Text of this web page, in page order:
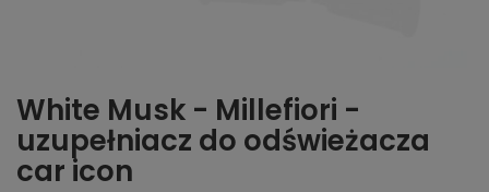
White Musk - Millefiori -
uzupełniacz do odświeżacza
car icon